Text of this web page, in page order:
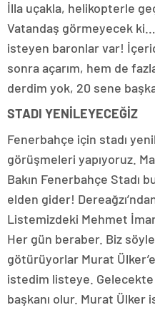
İlla uçakla, helikopterle
Vatandaş görmeyecek
isteyen baronlar var!
sonra açarım, hem de
derdim yok, 20 sene
STADI YENİLEYECEĞİZ
Fenerbahçe için stadı
görüşmeleri yapıyoruz.
Bakın Fenerbahçe Stadı
elden gider!
Listemizdeki Mehmet
Her gün beraber. Biz
götürüyorlar Murat
istedim listeye. Gelecekte
başkanı olur. Murat Ülker